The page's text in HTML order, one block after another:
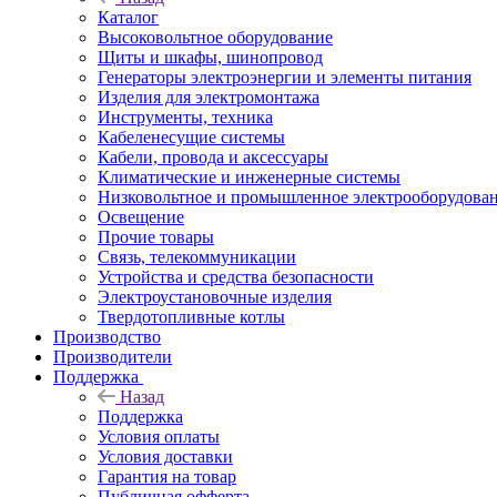
Каталог
Высоковольтное оборудование
Щиты и шкафы, шинопровод
Генераторы электроэнергии и элементы питания
Изделия для электромонтажа
Инструменты, техника
Кабеленесущие системы
Кабели, провода и аксессуары
Климатические и инженерные системы
Низковольтное и промышленное
Освещение
Прочие товары
Связь, телекоммуникации
Устройства и средства безопасности
Электроустановочные изделия
Твердотопливные котлы
Производство
Производители
Поддержка
Назад
Поддержка
Условия оплаты
Условия доставки
Гарантия на товар